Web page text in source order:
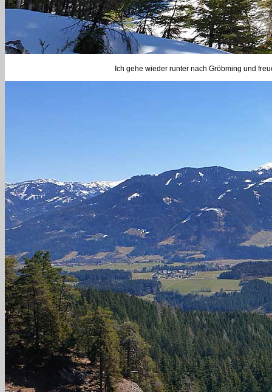
Ich gehe wieder runter nach Gröbming und